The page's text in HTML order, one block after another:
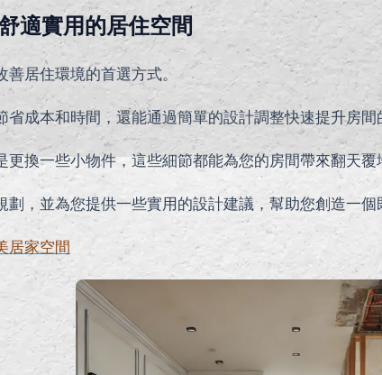
適實用的居住空間
居住環境的首選方式。
成本和時間，還能通過簡單的設計調整快速提升房間
換一些小物件，這些細節都能為您的房間帶來翻天覆
，並為您提供一些實用的設計建議，幫助您創造一個
居家空間